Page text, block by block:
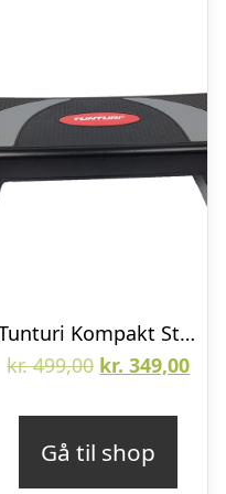
Tunturi Kompakt Stepbænk
kr.499,00 Den
var:
kr. 349,00Den
Gå til shop